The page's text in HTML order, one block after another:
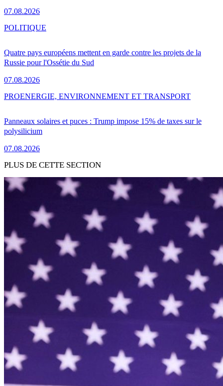
07.08.2026
Quatre pays européens mettent en garde contre les projets de la
Russie pour l'Ossétie du Sud
07.08.2026
POLITIQUE
Panneaux solaires et puces : Trump impose 15% de taxes sur le
polysilicium
07.08.2026
PROENERGIE, ENVIRONNEMENT ET TRANSPORT
PLUS DE CETTE SECTION